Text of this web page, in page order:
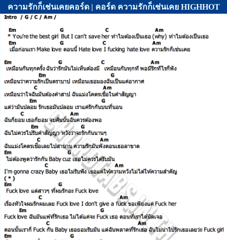
ความรักก็เช่นเคยคอร์ด | คอร์ด ความรักก็เช่นเคย HIGHHOT